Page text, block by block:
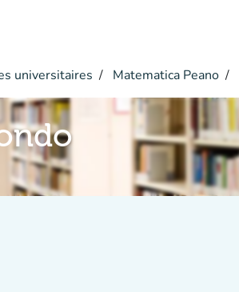
universitaires Matematica Peano